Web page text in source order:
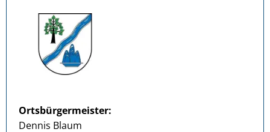
Ortsbürgermeister:
Dennis Blaum